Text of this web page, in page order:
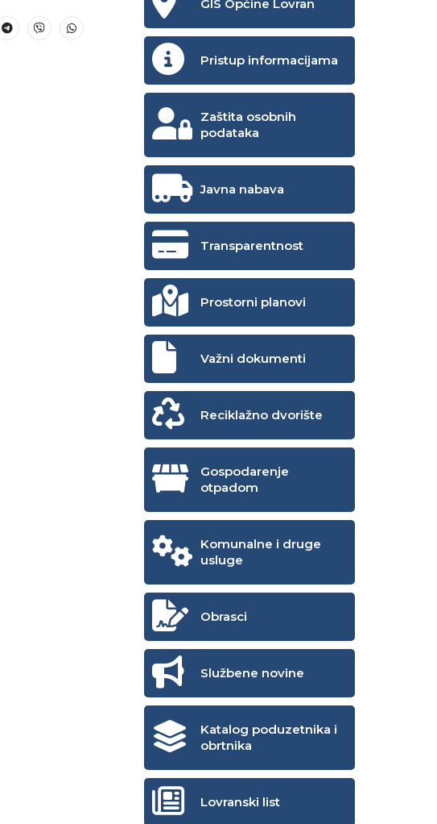
GIS Općine Lovran
Pristup informacijama
Zaštita osobnih
podataka
Javna nabava
Transparentnost
Prostorni planovi
Važni dokumenti
Reciklažno dvorište
Gospodarenje
otpadom
Komunalne i druge
usluge
Obrasci
Službene novine
Katalog poduzetnika i
obrtnika
Lovranski list